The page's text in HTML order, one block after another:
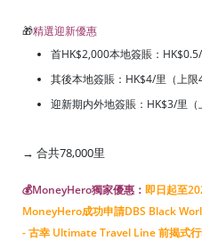
🎁精選迎新優惠
首HK$2,000本地簽賬：
其後本地簽賬：HK$4/里（上限
迎新期内外地簽賬：HK$3/里（
→ 合共78,000里
💰MoneyHero獨家優惠： 即日起至
MoneyHero成功申請DBS Black
- 古幸 Ultimate Travel Line 前揭式